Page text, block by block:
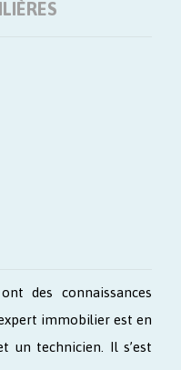
des connaissances
immobilier est en
un technicien. Il s’est